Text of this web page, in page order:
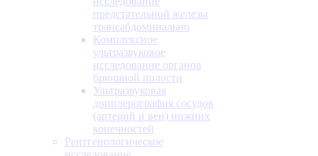
предстательной железы
трансабдоминально
Комплексное
ультразвуковое
исследование органов
брюшной полости
Ультразвуковая
допплерография сосудов
(артерий и вен) нижних
конечностей
Рентгенологическое